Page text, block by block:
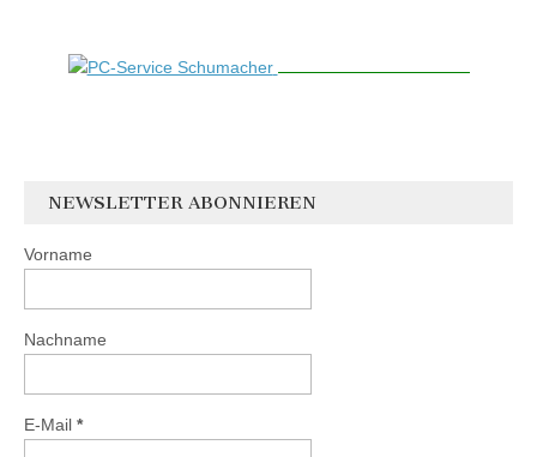
NEWSLETTER ABONNIEREN
Vorname
Nachname
E-Mail *